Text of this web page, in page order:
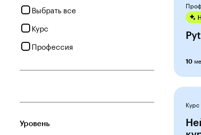
Выбрать все
Курс
Профессия
Уровень
10
Курс